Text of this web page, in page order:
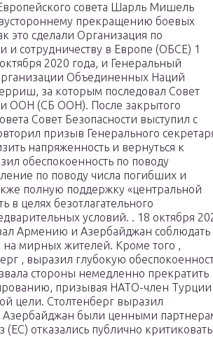
совета Шарль Мишель
прекращению боевых
это сделали Организация по
и сотрудничеству в Европе (ОБСЕ) 1
2020 года, и Генеральный
Объединенных Наций
за которым последовал Совет
ООН (СБ ООН). После закрытого
Совет Безопасности выступил с
призыв Генерального
напряженность и вернуться к
обеспокоенность по поводу
по поводу числа погибших и
полную поддержку «центральной
в целях безотлагательного
условий. . 18 октября
Армению и Азербайджан соблюдать
мирных жителей. Кроме того ,
, выразил глубокую
стороны немедленно прекратить
призывая НАТО-член Турции
цели. Столтенберг выразил
Азербайджан были ценными
отказались публично критиковать